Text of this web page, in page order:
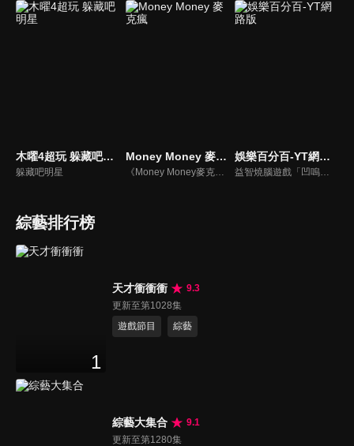
木曜4超玩 躲藏吧明星
躲藏吧明星
Money Money 麥克瘋
《Money Money麥克瘋》節目強調不比音準、不比音色，也不比外型、外貌、氣質、長相等如何，只強調只要歌詞記得牢，就可以參加比賽。
娛樂百分百-YT網路版
益智燒腦遊戲「凹嗚狼人殺」激發你的邏輯推理能力，偶像巨星雲集，全球娛樂資訊，一手掌握不脫節！2025全新升級改版，盡在《娛樂百分百-YT網路版》！
綜藝排行榜
1
天才衝衝衝
9.3
更新至第1028集
遊戲節目
綜藝
綜藝大集合
9.1
更新至第1280集